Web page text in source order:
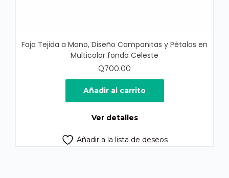
Faja Tejida a Mano, Diseño Campanitas y Pétalos en
Multicolor fondo Celeste
Q700.00
Añadir al carrito
Ver detalles
Añadir a la lista de deseos